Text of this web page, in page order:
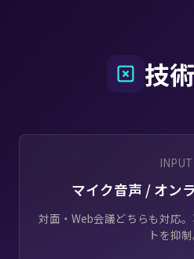
技
INPUT
マイク音声 / オン
対面・Web会議どちらも対応
トを抑制